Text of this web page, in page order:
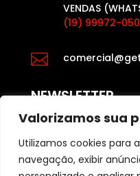
Valorizamos sua
Utilizamos cookies para
navegação, exibir
VENDAS
(19) 99972-

NEWSLETTER
Fique por dentro
últimas notícias e